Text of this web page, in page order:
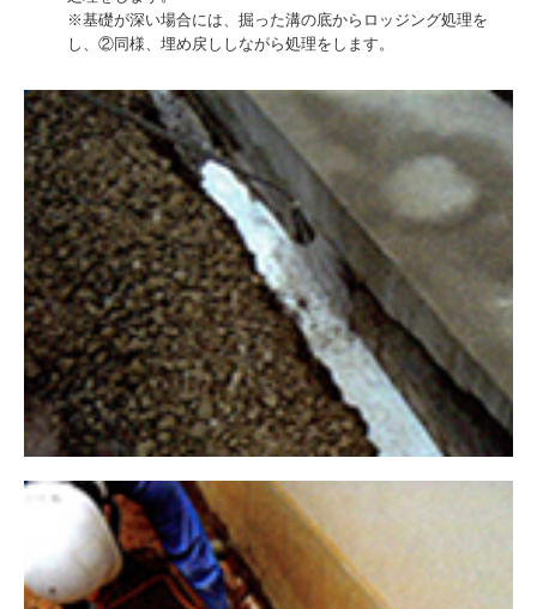
※基礎が深い場合には、掘った溝の底からロッジング処理を
し、②同様、埋め戻ししながら処理をします。